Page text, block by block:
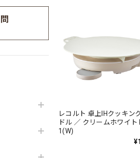
レコルト 卓上IHクッキン
ドル ／ クリームホワイト
1(W)